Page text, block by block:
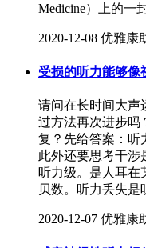
Medicine）上的一
2020-12-08 优雅康
受损的听力能够像
请问在长时间大声
过方法再次进步吗
复？先给答案：听
此外还要思考干涉
听力级。是人耳在
贝数。听力丢失是
2020-12-07 优雅康